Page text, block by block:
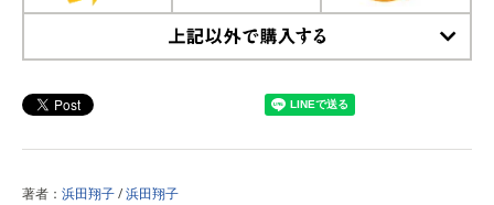
著者： 浜田翔子/浜田翔子